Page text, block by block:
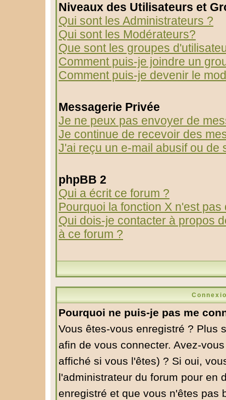
Niveaux des Utilisateurs et
Qui sont les Administrateurs ?
Qui sont les Modérateurs?
Que sont les groupes
Comment puis-je joindre un
Comment puis-je devenir le
Messagerie Privée
Je ne peux pas envoyer de
Je continue de recevoir des
J'ai reçu un e-mail abusif ou de
phpBB 2
Qui a écrit ce forum ?
Pourquoi la fonction X n'est pas
Qui dois-je contacter à propos
à ce forum ?
Pourquoi ne puis-je pas me
Vous êtes-vous enregistré ? Plus
afin de vous connecter. Avez-
affiché si vous l'êtes) ? Si oui,
l'administrateur du forum pour en
enregistré et que vous n'êtes pas